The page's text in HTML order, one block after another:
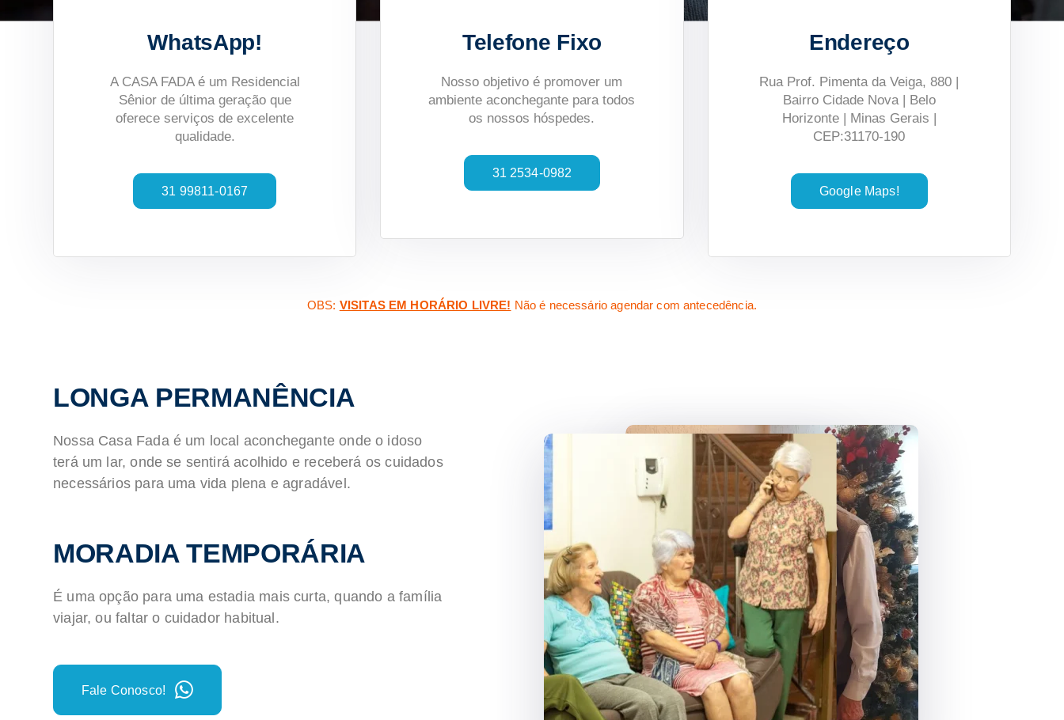
WhatsApp!
A CASA FADA é um Residencial
Sênior de última geração que
oferece serviços de excelente
qualidade.
31 99811-0167
Telefone Fixo
Nosso objetivo é promover um
ambiente aconchegante para todos
os nossos hóspedes.
31 2534-0982
Endereço
Rua Prof. Pimenta da Veiga, 880 |
Bairro Cidade Nova | Belo
Horizonte | Minas Gerais |
CEP:31170-190
Google Maps!
OBS: VISITAS EM HORÁRIO LIVRE! Não é necessário agendar com antecedência.
LONGA PERMANÊNCIA
Nossa Casa Fada é um local aconchegante onde o idoso
terá um lar, onde se sentirá acolhido e receberá os cuidados
necessários para uma vida plena e agradável.
MORADIA TEMPORÁRIA
É uma opção para uma estadia mais curta, quando a família
viajar, ou faltar o cuidador habitual.
Fale Conosco!